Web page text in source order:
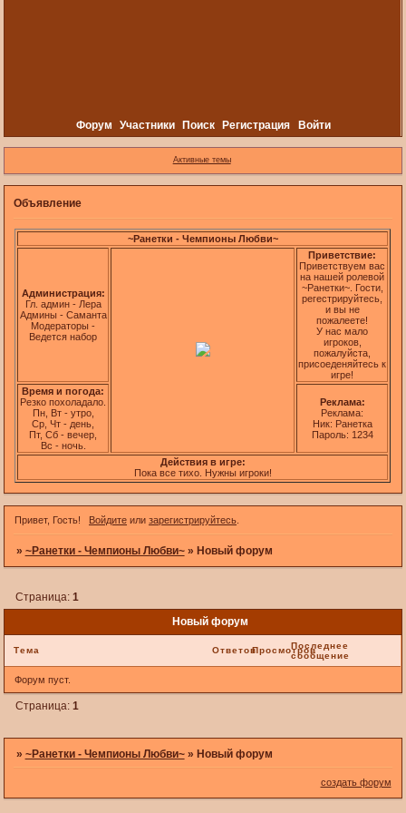
Форум Участники Поиск Регистрация Войти
Активные темы
Объявление
~Ранетки - Чемпионы Любви~
Администрация:
Гл. админ - Лера
Админы - Саманта
Модераторы -
Ведется набор
Приветствие:
Приветствуем вас
на нашей ролевой
~Ранетки~. Гости,
регестрируйтесь,
и вы не
пожалеете!
У нас мало
игроков,
пожалуйста,
присоеденяйтесь к
игре!
Время и погода:
Резко похоладало.
Пн, Вт - утро,
Ср, Чт - день,
Пт, Сб - вечер,
Вс - ночь.
Реклама:
Реклама:
Ник: Ранетка
Пароль: 1234
Действия в игре:
Пока все тихо. Нужны игроки!
Привет, Гость! Войдитеили зарегистрируйтесь.
» ~Ранетки - Чемпионы Любви~ » Новый форум
Новый форум
Страница: 1
Тема ОтветовПросмотровПоследнее
сообщение
Форум пуст.
Страница: 1
» ~Ранетки - Чемпионы Любви~ » Новый форум
создать форум